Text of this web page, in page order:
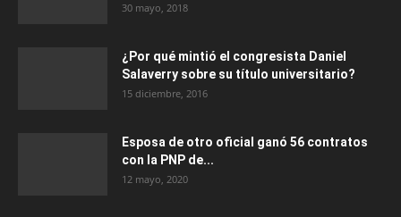
30 mayo, 2018
¿Por qué mintió el congresista Daniel
Salaverry sobre su título universitario?
15 diciembre, 2016
Esposa de otro oficial ganó 56 contratos
con la PNP de...
12 mayo, 2020